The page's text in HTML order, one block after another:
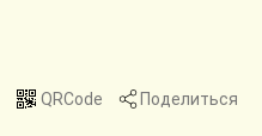
QRCode Поделиться